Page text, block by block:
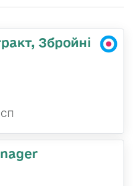
Збройні
СП